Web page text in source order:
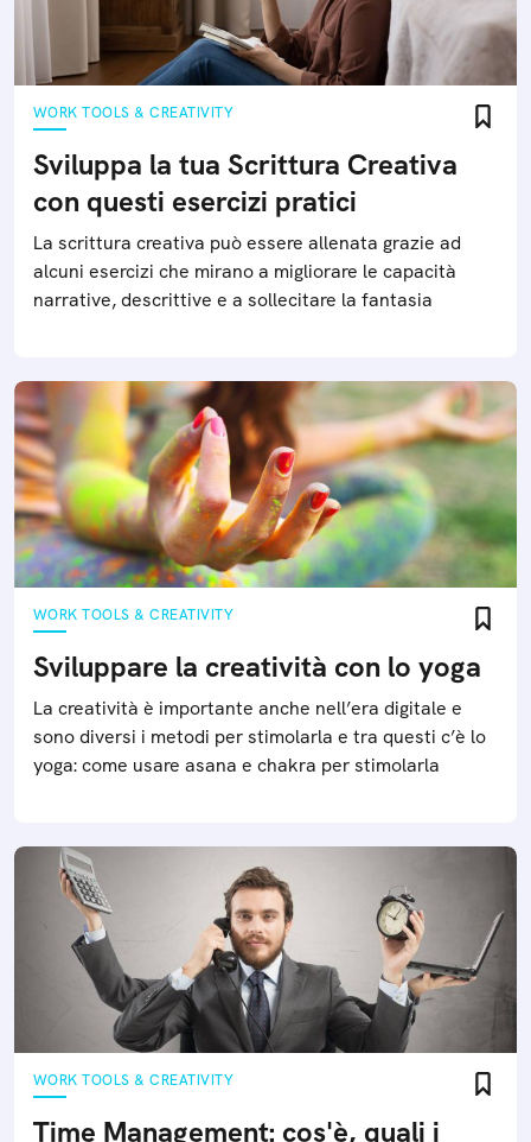
WORK TOOLS & CREATIVITY
Sviluppa la tua Scrittura Creativa
con questi esercizi pratici
La scrittura creativa può essere allenata grazie ad
alcuni esercizi che mirano a migliorare le capacità
narrative, descrittive e a sollecitare la fantasia
WORK TOOLS & CREATIVITY
Sviluppare la creatività con lo yoga
La creatività è importante anche nell’era digitale e
sono diversi i metodi per stimolarla e tra questi c’è lo
yoga: come usare asana e chakra per stimolarla
WORK TOOLS & CREATIVITY
Time Management: cos'è, quali i